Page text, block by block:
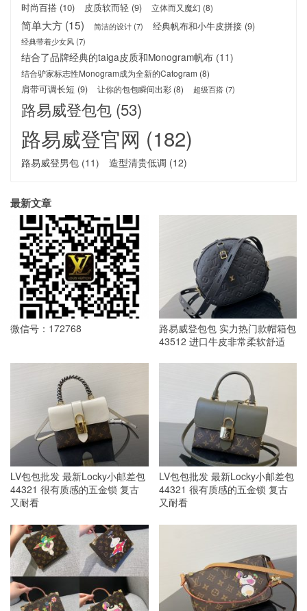
时尚百搭 (10) 皮质软而轻 (9) 立体而又魔幻 (8)
简单大方 (15) 简洁的设计(7) 经典帆布和小牛皮拼接 (9)
经典带着少女风(7)
结合了品牌经典的taiga皮质和Monogram帆布 (11)
结合驴家标志性Monogram成为全新的Catogram (8)
肩带可调长短 (9) 让你的包包瞬间出彩 (8) 超级百搭(7)
路易威登包包 (53)
路易威登官网 (182)
路易威登男包 (11) 造型清贵低调 (12)
最新文章
微信号：172768
路易威登包包 实力热门款帽箱包
43512 进口牛皮非常柔软舒适
LV包包批发 最新Locky小邮差包
44321 很有质感的五金锁 复古
又耐看
LV包包批发 最新Locky小邮差包
44321 很有质感的五金锁 复古
又耐看